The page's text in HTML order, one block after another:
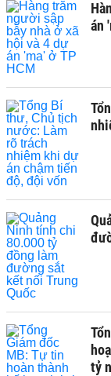
án
tỷ